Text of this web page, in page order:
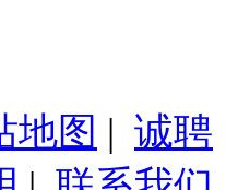
地图 | 诚聘